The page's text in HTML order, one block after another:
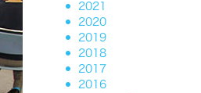
2021
2020
2019
2018
2017
2016